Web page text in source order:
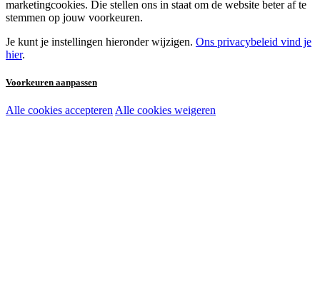
marketingcookies. Die stellen ons in staat om de website beter af te
stemmen op jouw voorkeuren.
Je kunt je instellingen hieronder wijzigen. Ons privacybeleid vind je
hier.
Voorkeuren aanpassen
Noodzakelijke cookies:
Alle cookies accepteren Alle cookies weigeren